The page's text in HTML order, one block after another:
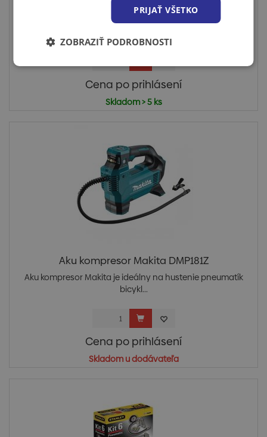
AKU kompresor Makita DMP180Z
AKU Makita Kompresor 18V Ľahké a kompaktné
Cena po prihlásení
Skladom > 5 ks
Aku kompresor Makita DMP181Z
Aku kompresor Makita je ideálny na hustenie pneumatík
bicykl...
Cena po prihlásení
Skladom u dodávateľa
PRIJAŤ VŠETKO
ZOBRAZIŤ PODROBNOSTI